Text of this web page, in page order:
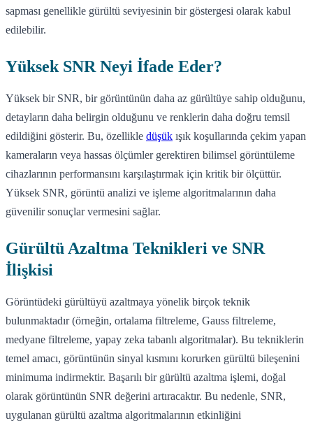
sapması genellikle gürültü seviyesinin bir göstergesi olarak kabul
edilebilir.
Yüksek SNR Neyi İfade Eder?
Yüksek bir SNR, bir görüntünün daha az gürültüye sahip olduğunu,
detayların daha belirgin olduğunu ve renklerin daha doğru temsil
edildiğini gösterir. Bu, özellikle düşük ışık koşullarında çekim yapan
kameraların veya hassas ölçümler gerektiren bilimsel görüntüleme
cihazlarının performansını karşılaştırmak için kritik bir ölçüttür.
Yüksek SNR, görüntü analizi ve işleme algoritmalarının daha
güvenilir sonuçlar vermesini sağlar.
Gürültü Azaltma Teknikleri ve SNR
İlişkisi
Görüntüdeki gürültüyü azaltmaya yönelik birçok teknik
bulunmaktadır (örneğin, ortalama filtreleme, Gauss filtreleme,
medyane filtreleme, yapay zeka tabanlı algoritmalar). Bu tekniklerin
temel amacı, görüntünün sinyal kısmını korurken gürültü bileşenini
minimuma indirmektir. Başarılı bir gürültü azaltma işlemi, doğal
olarak görüntünün SNR değerini artıracaktır. Bu nedenle, SNR,
uygulanan gürültü azaltma algoritmalarının etkinliğini